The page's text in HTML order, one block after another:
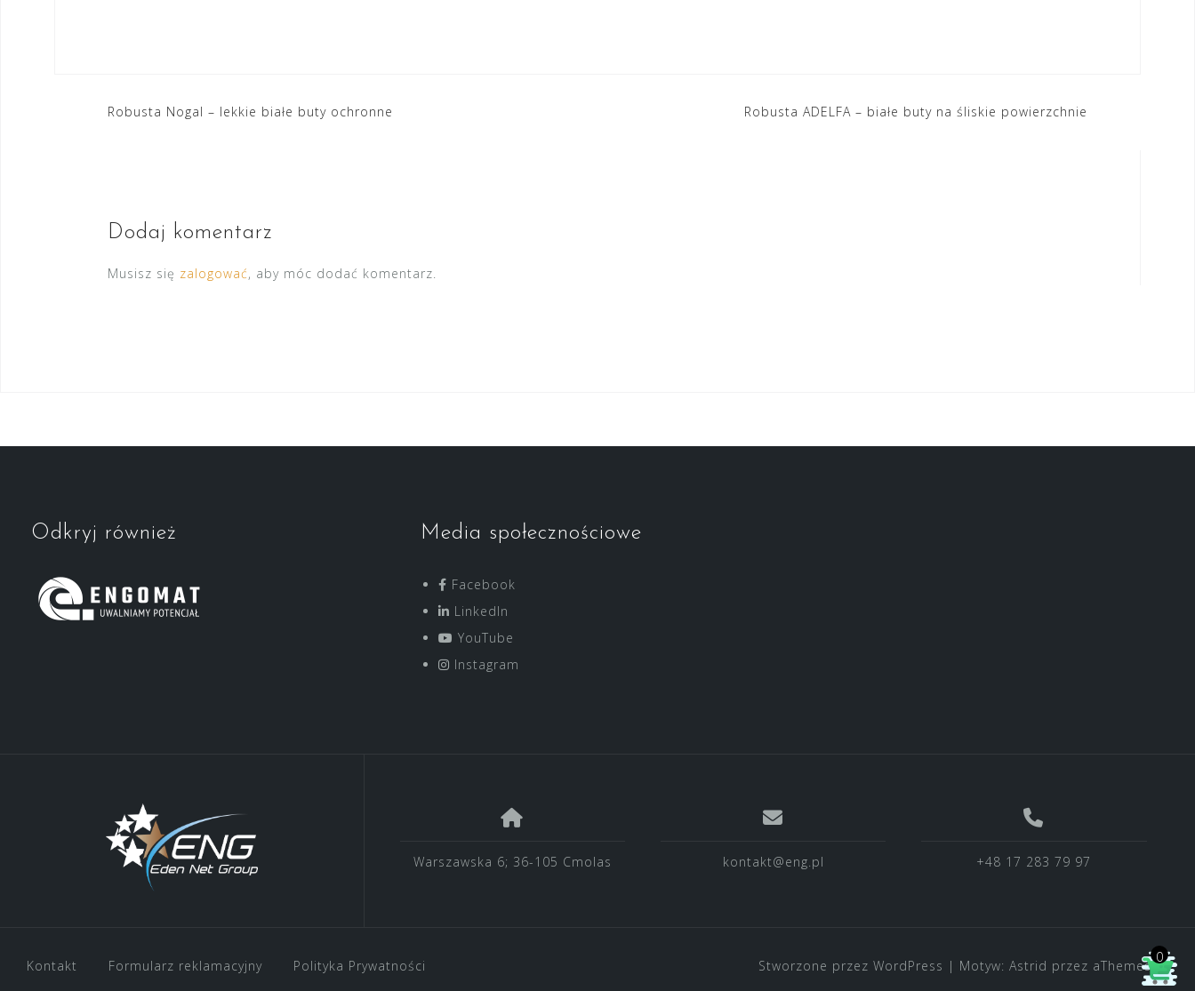
Nawigacja
Robusta Nogal – lekkie białe buty ochronne Robusta ADELFA – białe buty na śliskie powierzchnie
Dodaj komentarz
Musisz się zalogować, aby móc dodać komentarz.
Odkryj również Media społecznościowe
Facebook
LinkedIn
YouTube
Instagram
Warszawska 6; 36-105 Cmolas kontakt@eng.pl +48 17 283 79 97
Kontakt Formularz reklamacyjny Polityka Prywatności Stworzone przez WordPress | Motyw: Astrid przez aThemes.
0